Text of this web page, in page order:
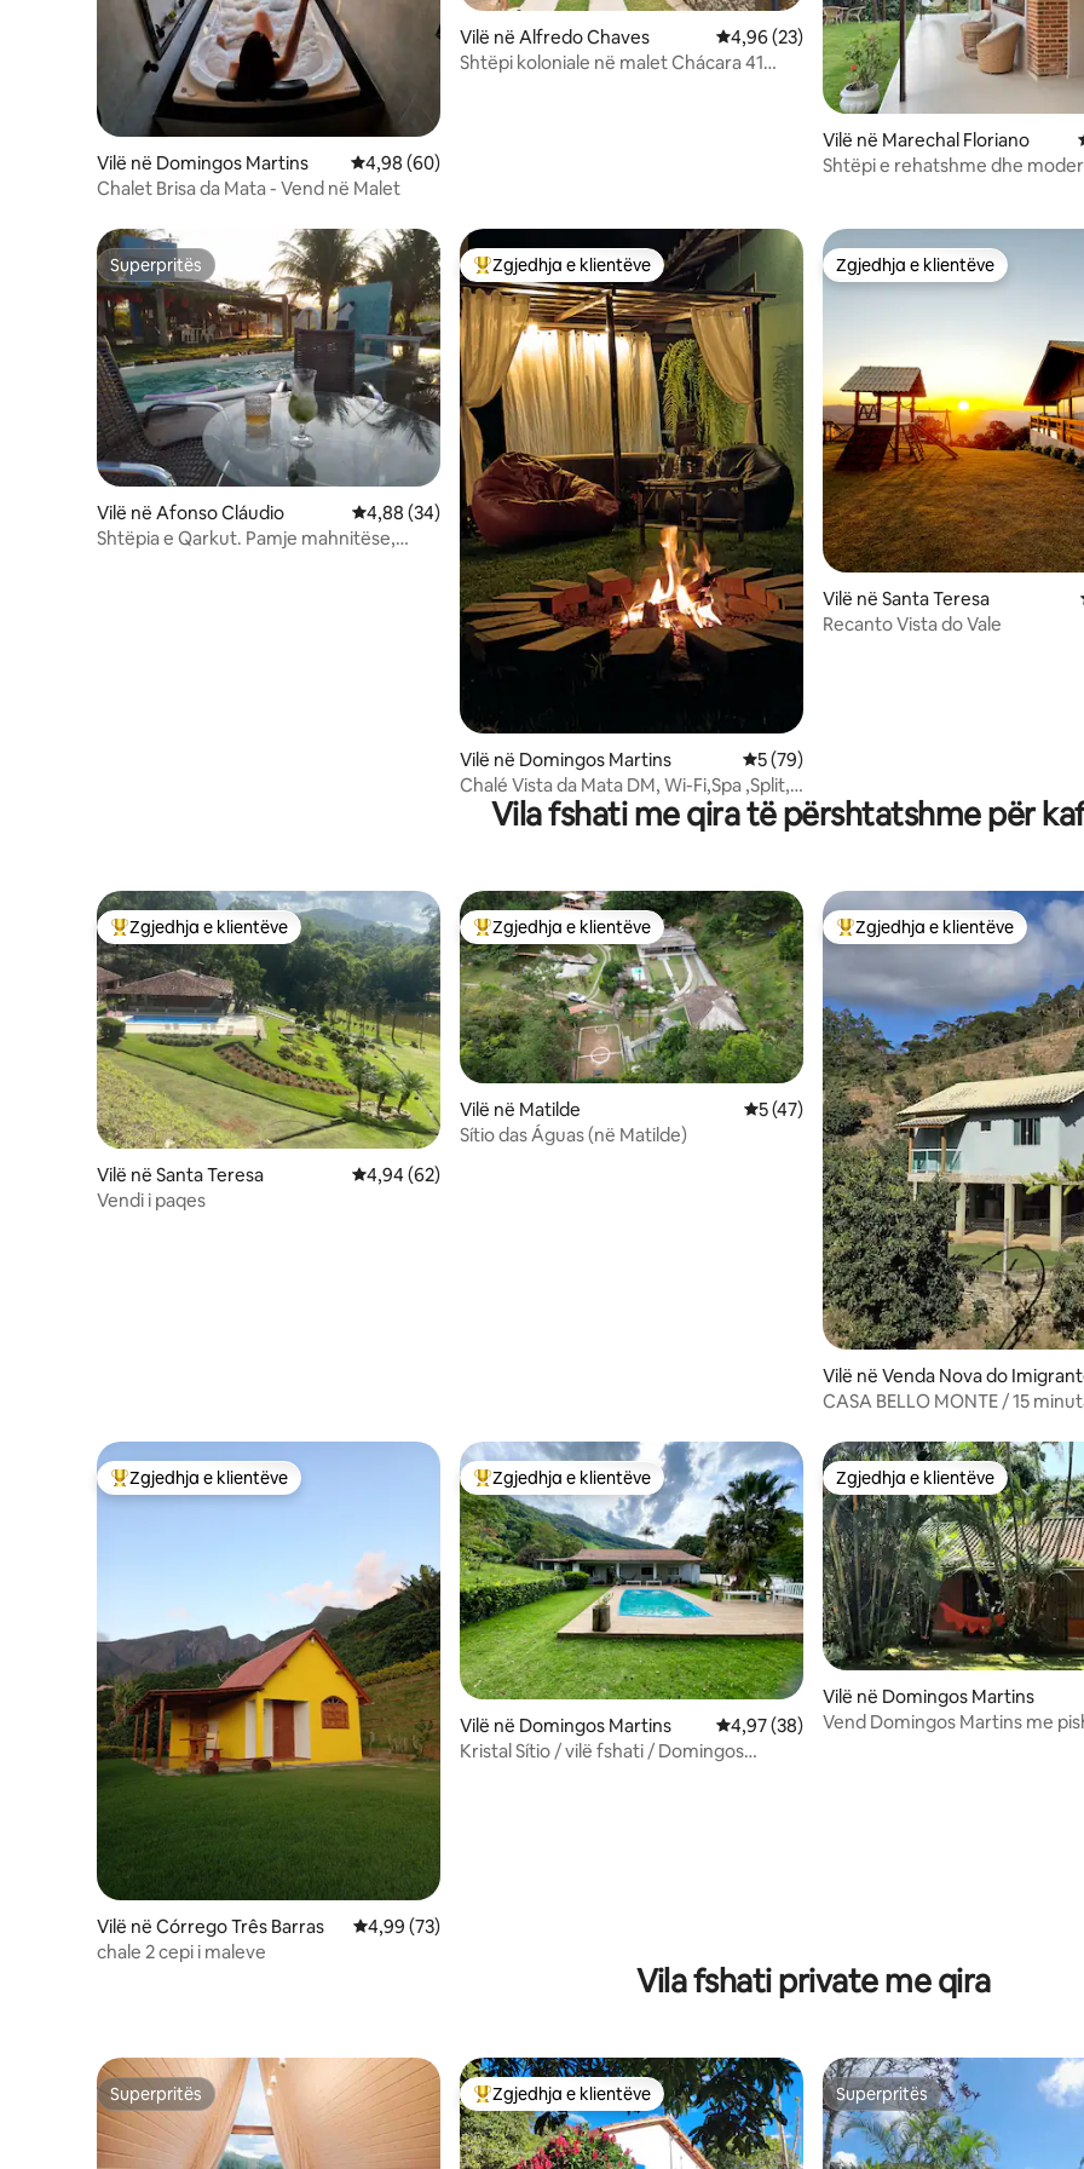
Vilë në Domingos Martins Vlerësimi mesatar 4,98 nga 5, 60 vlerësime
4,98 (60)
Chalet Brisa da Mata - Vend në Malet
Vilë në Alfredo Chaves Vlerësimi mesatar 4,96 nga 5, 23 vlerësime
4,96 (23)
Shtëpi koloniale në malet Chácara 41
Vilë në Marechal Floriano
Shtëpi e rehatshme dhe
Superpritës
Superpritës
Vilë në Afonso Cláudio Vlerësimi mesatar 4,88 nga 5, 34 vlerësime
4,88 (34)
Shtëpia e Qarkut. Pamje mahnitëse,
Më të mirat e zgjedhjeve të klientëve
Zgjedhja e klientëve
Vilë në Domingos Martins Vlerësimi mesatar 5 nga 5, 79 vlerësime
5 (79)
Chalé Vista da Mata DM, Wi-Fi,Spa ,Split,
5km DM
Zgjedhja e klientëve
Zgjedhja e klientëve
Vilë në Santa Teresa
Recanto Vista do Vale
Vila fshati me qira të përshtatshme për
Më të mirat e zgjedhjeve të klientëve
Zgjedhja e klientëve
Vilë në Santa Teresa Vlerësimi mesatar 4,94 nga 5, 62 vlerësime
4,94 (62)
Vendi i paqes
Më të mirat e zgjedhjeve të klientëve
Zgjedhja e klientëve
Vilë në Matilde Vlerësimi mesatar 5 nga 5, 47 vlerësime
5 (47)
Sítio das Águas (në Matilde)
Më të mirat e zgjedhjeve të
Zgjedhja e klientëve
Vilë në Venda Nova do
CASA BELLO MONTE / 15
Më të mirat e zgjedhjeve të klientëve
Zgjedhja e klientëve
Vilë në Córrego Três Barras Vlerësimi mesatar 4,99 nga 5, 73 vlerësime
4,99 (73)
chale 2 cepi i maleve
Më të mirat e zgjedhjeve të klientëve
Zgjedhja e klientëve
Vilë në Domingos Martins Vlerësimi mesatar 4,97 nga 5, 38 vlerësime
4,97 (38)
Kristal Sítio / vilë fshati / Domingos
Zgjedhja e klientëve
Zgjedhja e klientëve
Vilë në Domingos Martins
Vend Domingos Martins me
Vila fshati private me qira
Superpritës
Superpritës Më të mirat e zgjedhjeve të klientëve
Zgjedhja e klientëve Superpritës
Superpritës